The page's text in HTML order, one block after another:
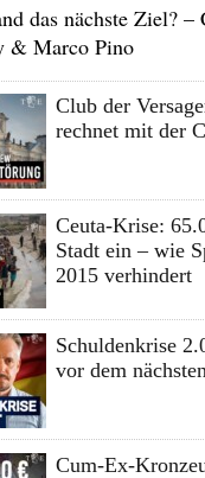
das nächste Ziel?
& Marco Pino
Club der
rechnet mit der
Ceuta-Krise:
Stadt ein – wie
2015 verhindert
Schuldenkrise
vor dem
Cum-Ex-